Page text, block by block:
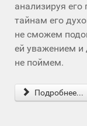
анализируя
тайнам его
не сможем
ей уважением и
не поймем.
Подробнее...